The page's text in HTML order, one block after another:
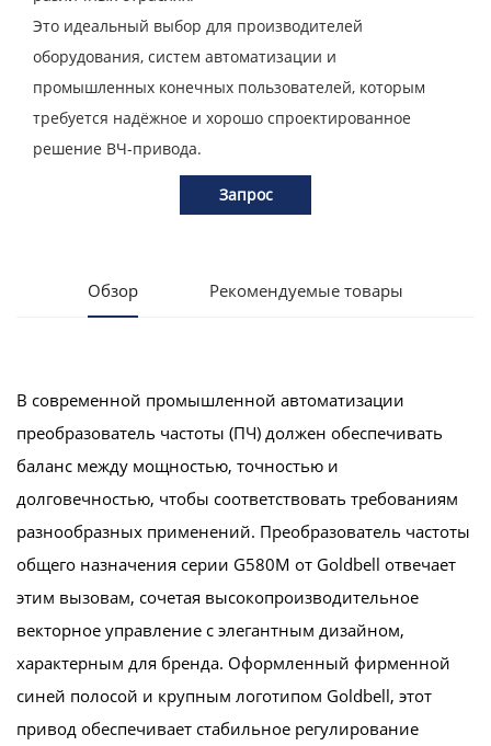
Это идеальный выбор для производителей
оборудования, систем автоматизации и
промышленных конечных пользователей, которым
требуется надёжное и хорошо спроектированное
решение ВЧ-привода.
Запрос
Обзор Рекомендуемые товары
В современной промышленной автоматизации
преобразователь частоты (ПЧ) должен обеспечивать
баланс между мощностью, точностью и
долговечностью, чтобы соответствовать требованиям
разнообразных применений. Преобразователь частоты
общего назначения серии G580M от Goldbell отвечает
этим вызовам, сочетая высокопроизводительное
векторное управление с элегантным дизайном,
характерным для бренда. Оформленный фирменной
синей полосой и крупным логотипом Goldbell, этот
привод обеспечивает стабильное регулирование